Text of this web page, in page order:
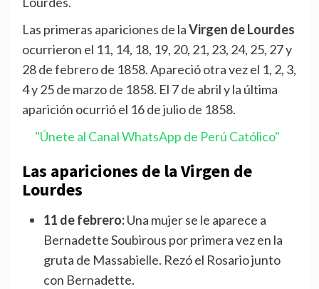
Las primeras apariciones de laVirgen de Lourdes
ocurrieron el 11, 14, 18, 19, 20, 21, 23, 24, 25, 27 y
28 de febrero de 1858. Apareció otra vez el 1, 2, 3,
4 y 25 de marzo de 1858. El 7 de abril y la última
aparición ocurrió el 16 de julio de 1858.
"Únete al Canal WhatsApp de Perú Católico"
Las apariciones de la Virgen de
Lourdes
11 de febrero:Una mujer se le aparece a
Bernadette Soubirous por primera vez en la
gruta de Massabielle. Rezó el Rosario junto
con Bernadette.